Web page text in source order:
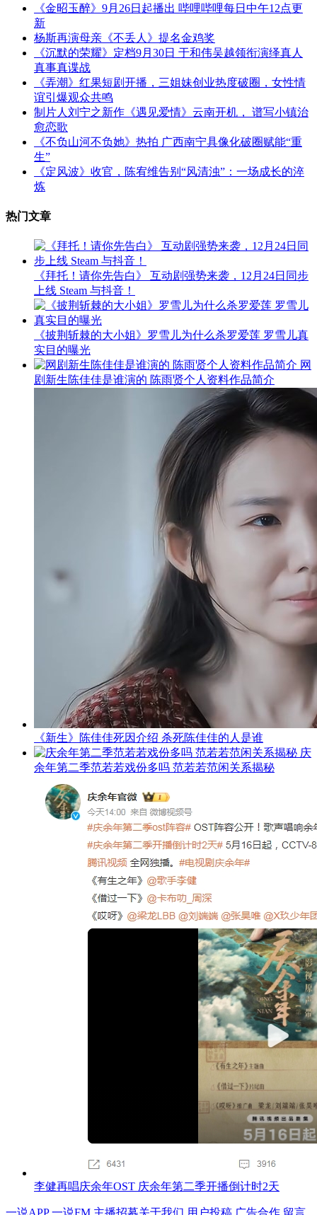
《金昭玉醉》9月26日起播出 哔哩哔哩每日中午12点更
新
杨斯再演母亲《不丢人》提名金鸡奖
《沉默的荣耀》定档9月30日 于和伟吴越领衔演绎真人
真事真谍战
《弄潮》红果短剧开播，三姐妹创业热度破圈，女性情
谊引爆观众共鸣
制片人刘宁之新作《遇见爱情》云南开机， 谱写小镇治
愈恋歌
《不负山河不负她》热拍 广西南宁具像化破圈赋能“重
生”
《定风波》收官，陈宥维告别“风清浊”：一场成长的淬
炼
热门文章
《拜托！请你先告白》 互动剧强势来袭，12月24日同步
上线 Steam 与抖音！
《披荆斩棘的大小姐》罗雪儿为什么杀罗爱莲 罗雪儿真
实目的曝光
网
剧新生陈佳佳是谁演的 陈雨贤个人资料作品简介
《新生》陈佳佳死因介绍 杀死陈佳佳的人是谁
庆
余年第二季范若若戏份多吗 范若若范闲关系揭秘
李健再唱庆余年OST 庆余年第二季开播倒计时2天